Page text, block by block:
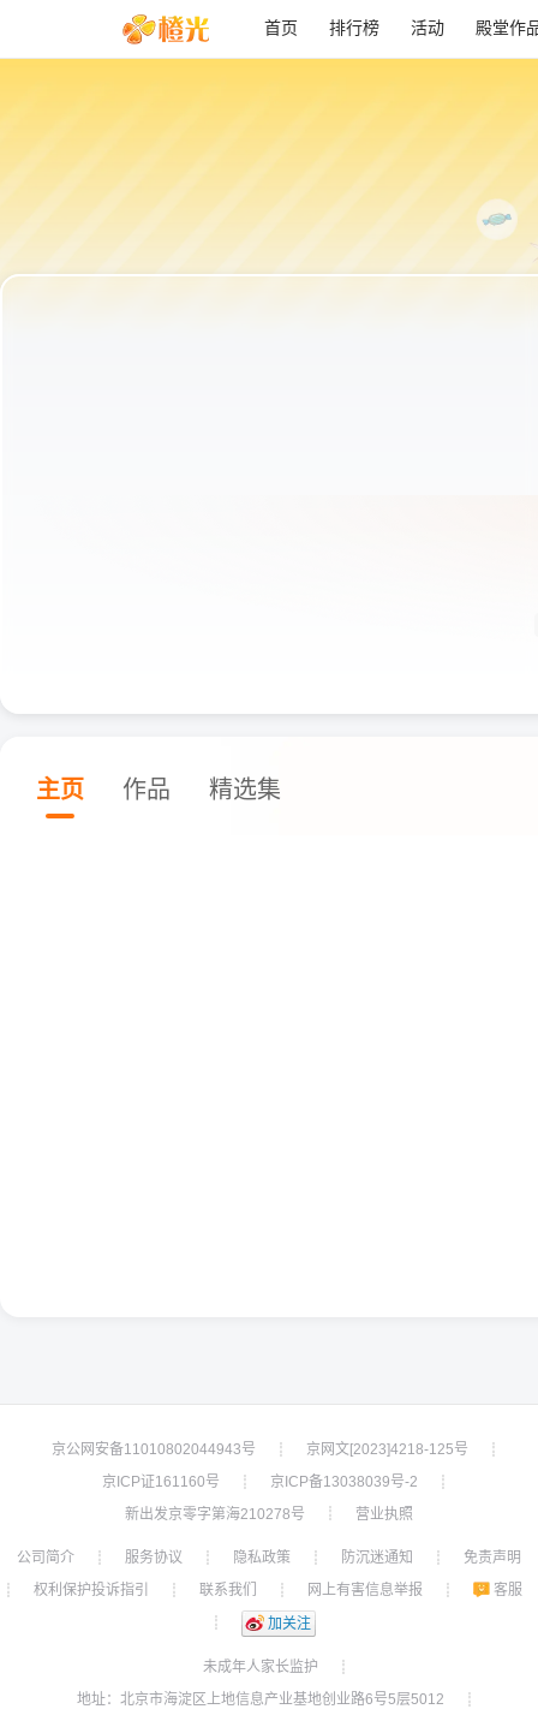
首页 排行榜 活动 殿堂作
主页 作品 精选集
京公网安备11010802044943号 ┊ 京网文[2023]4218-125号
┊
京ICP证161160号
┊ 京ICP备13038039号-2
┊
新出发京零字第海210278号
┊ 营业执照
公司简介 ┊ 服务协议 ┊ 隐私政策 ┊ 防沉迷通知 ┊
免责声明
┊
权利保护投诉指引 ┊ 联系我们 ┊ 网上有害信息举报 ┊
客服
┊
加关注
未成年人家长监护
┊
地址：北京市海淀区上地信息产业基地创业路6号5层5012
┊